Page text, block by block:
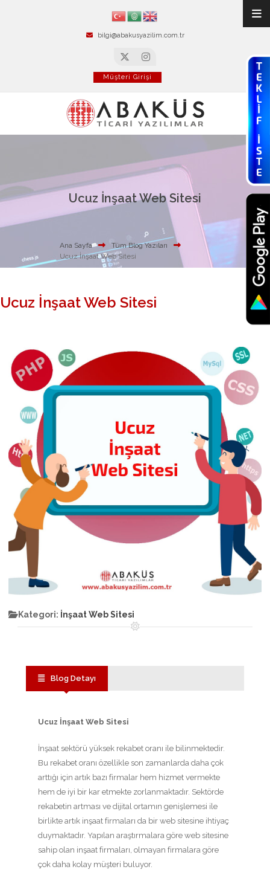
bilgi@abakusyazilim.com.tr
Müşteri Girişi
Ucuz İnşaat Web Sitesi
Ana Sayfa
Tüm Blog Yazıları
Ucuz İnşaat Web Sitesi
Ucuz İnşaat Web Sitesi
Kategori: İnşaat Web Sitesi
Blog Detayı
Ucuz İnşaat Web Sitesi
İnşaat sektörü yüksek rekabet oranı ile bilinmektedir.
Bu rekabet oranı özellikle son zamanlarda daha çok
arttığı için artık bazı firmalar hem hizmet vermekte
hem de iyi bir kar etmekte zorlanmaktadır. Sektörde
rekabetin artması ve dijital ortamın genişlemesi ile
birlikte artık inşaat firmaları da bir web sitesine ihtiyaç
duymaktadır. Yapılan araştırmalara göre web sitesine
sahip olan inşaat firmaları, olmayan firmalara göre
çok daha kolay müşteri buluyor.